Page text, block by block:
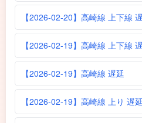
【2026-02-20】高崎線 上下線
【2026-02-19】高崎線 上下線
【2026-02-19】高崎線 遅延
【2026-02-19】高崎線 上り 遅延